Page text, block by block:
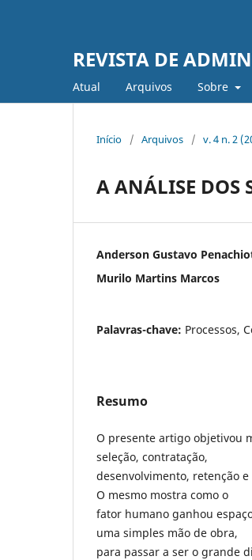
REVISTA DE
Atual Arquivos Sobre
Início / Arquivos / v. 4 n. 2
A ANÁLISE DOS
Anderson Gustavo
Murilo Martins Marcos
Palavras-chave: Processos,
Resumo
O presente artigo objetivou
seleção, contratação,
desenvolvimento, retenção
O mesmo mostra como o
fator humano ganhou
uma simples mão de obra,
para passar a ser o grande